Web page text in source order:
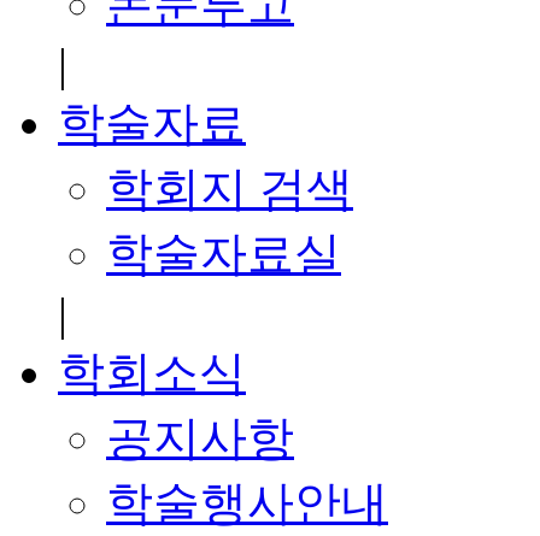
|
학술자료
학회지 검색
학술자료실
|
학회소식
공지사항
학술행사안내